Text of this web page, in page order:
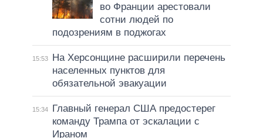
во Франции арестовали
сотни людей по
подозрениям в поджогах
15:53
На Херсонщине расширили перечень
населенных пунктов для
обязательной эвакуации
15:34
Главный генерал США предостерег
команду Трампа от эскалации с
Ираном